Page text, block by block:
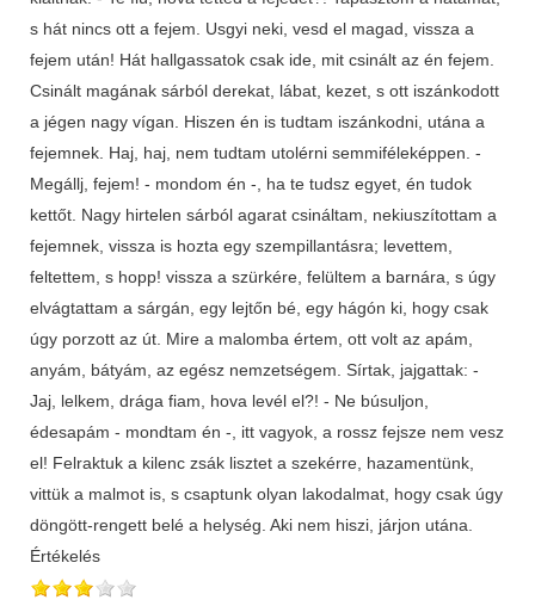
s hát nincs ott a fejem. Usgyi neki, vesd el magad, vissza a
fejem után! Hát hallgassatok csak ide, mit csinált az én fejem.
Csinált magának sárból derekat, lábat, kezet, s ott iszánkodott
a jégen nagy vígan. Hiszen én is tudtam iszánkodni, utána a
fejemnek. Haj, haj, nem tudtam utolérni semmiféleképpen. -
Megállj, fejem! - mondom én -, ha te tudsz egyet, én tudok
kettőt. Nagy hirtelen sárból agarat csináltam, nekiuszítottam a
fejemnek, vissza is hozta egy szempillantásra; levettem,
feltettem, s hopp! vissza a szürkére, felültem a barnára, s úgy
elvágtattam a sárgán, egy lejtőn bé, egy hágón ki, hogy csak
úgy porzott az út. Mire a malomba értem, ott volt az apám,
anyám, bátyám, az egész nemzetségem. Sírtak, jajgattak: -
Jaj, lelkem, drága fiam, hova levél el?! - Ne búsuljon,
édesapám - mondtam én -, itt vagyok, a rossz fejsze nem vesz
el! Felraktuk a kilenc zsák lisztet a szekérre, hazamentünk,
vittük a malmot is, s csaptunk olyan lakodalmat, hogy csak úgy
döngött-rengett belé a helység. Aki nem hiszi, járjon utána.
Értékelés